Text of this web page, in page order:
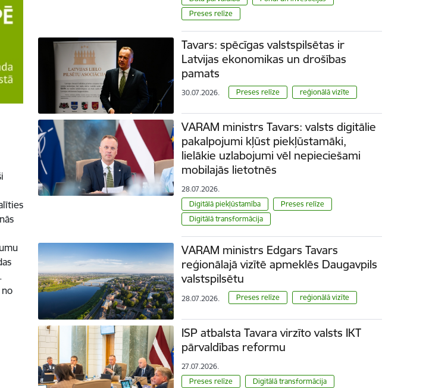
Preses relīze
Tavars: spēcīgas valstspilsētas ir
Latvijas ekonomikas un drošības
pamats
30.07.2026. Preses relīze reģionālā vizīte
VARAM ministrs Tavars: valsts digitālie
pakalpojumi kļūst piekļūstamāki,
lielākie uzlabojumi vēl nepieciešami
mobilajās lietotnēs
28.07.2026.
Digitālā piekļūstamība
Preses relīze
Digitālā transformācija
VARAM ministrs Edgars Tavars
reģionālajā vizītē apmeklēs Daugavpils
valstspilsētu
28.07.2026. Preses relīze reģionālā vizīte
ISP atbalsta Tavara virzīto valsts IKT
pārvaldības reformu
27.07.2026.
Preses relīze
Digitālā transformācija